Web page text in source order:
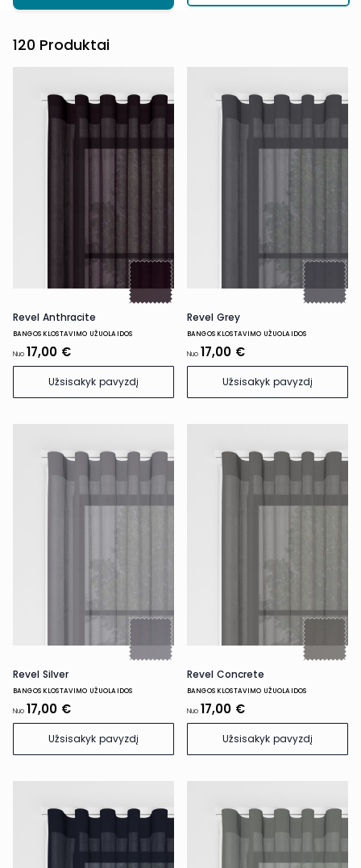
120 Produktai
Revel Anthracite
BANGOS KLOSTAVIMO UŽUOLAIDOS
Nuo 17,00 €
Užsisakyk pavyzdį
Revel Grey
BANGOS KLOSTAVIMO UŽUOLAIDOS
Nuo 17,00 €
Užsisakyk pavyzdį
Revel Silver
BANGOS KLOSTAVIMO UŽUOLAIDOS
Nuo 17,00 €
Užsisakyk pavyzdį
Revel Concrete
BANGOS KLOSTAVIMO UŽUOLAIDOS
Nuo 17,00 €
Užsisakyk pavyzdį